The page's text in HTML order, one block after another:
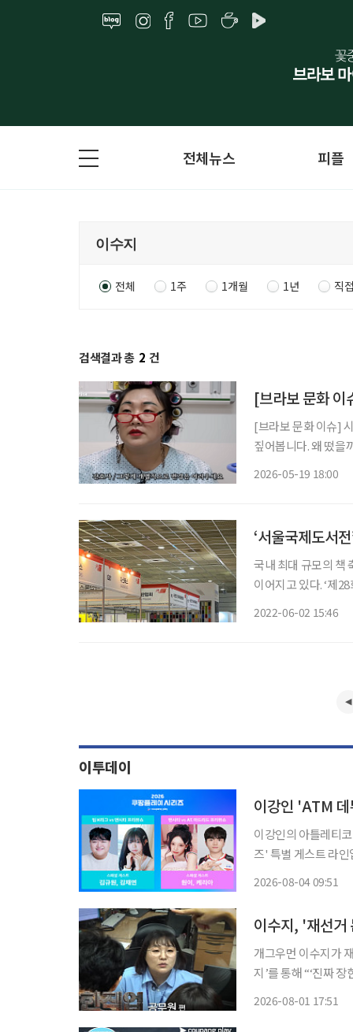
전체뉴스 피플
전체 1주 1개월 1년 직
검색결과 총 2 건
[브라보 문화 이
[브라보 문화 이슈]
짚어봅니다. 왜 떴을까? 개그우먼 이수지가 유튜브 채널 ‘핫이슈지’를 통해 사회 풍자형 캐릭
2026-05-19 18:00
‘서울국제도서
국내 최대 규모의 책
이어지고 있다. ‘제
2022-06-02 15:46
이투데이
이강인 'ATM 데
이강인의 아틀레티
즈' 특별 게스트 라인업이 공개됐다. 4일 쿠팡플레이
2026-08-04 09:51
이수지, '재선
개그우먼 이수지가 재선서 관련 논란
지’를 통해 “‘진짜
2026-08-01 17:51